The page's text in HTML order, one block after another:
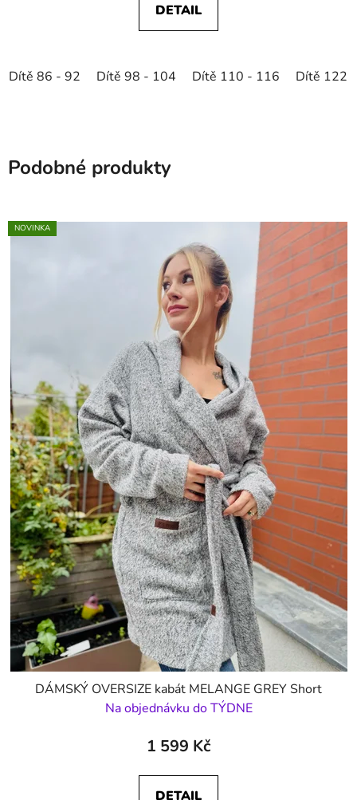
DETAIL
Dítě 86 - 92 Dítě 98 - 104 Dítě 110 - 116 Dítě 122
Podobné produkty
NOVINKA
DÁMSKÝ OVERSIZE kabát MELANGE GREY Short
Na objednávku do TÝDNE
1 599 Kč
DETAIL